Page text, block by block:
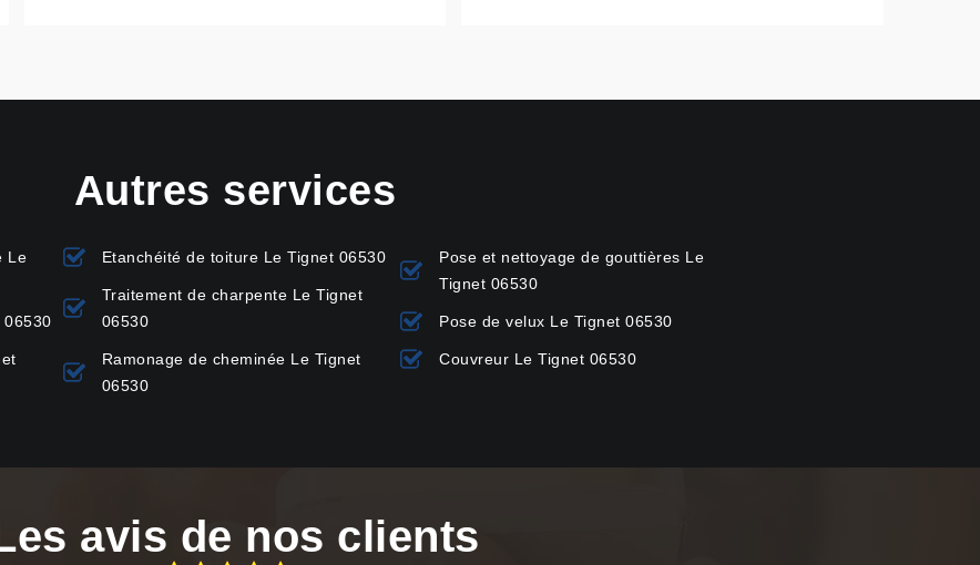
Autres services
Le
06530
Etanchéité de toiture Le Tignet 06530
Traitement de charpente Le Tignet
06530
Ramonage de cheminée Le Tignet
06530
Pose et nettoyage de gouttières Le
Tignet 06530
Pose de velux Le Tignet 06530
Couvreur Le Tignet 06530
avis de nos clients